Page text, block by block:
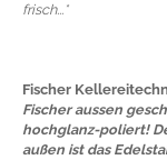
frisch...*
Fischer
Fischer aussen
hochglanz-poliert!
außen ist das